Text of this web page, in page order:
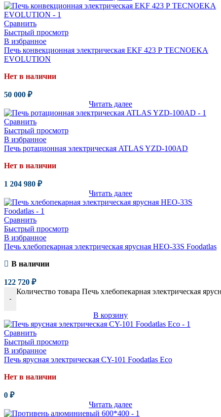
Сравнить
Быстрый просмотр
В избранное
Печь конвекционная электрическая EKF 423 Р TECNOEKA
EVOLUTION
Нет в наличии
50 000 ₽
Читать далее
Сравнить
Быстрый просмотр
В избранное
Печь ротационная электрическая ATLAS YZD-100AD
Нет в наличии
1 204 980 ₽
Читать далее
Сравнить
Быстрый просмотр
В избранное
Печь хлебопекарная электрическая ярусная HEO-33S Foodatlas
В наличии
122 720 ₽
-
Количество товара Печь хлебопекарная электрическая
В корзину
Сравнить
Быстрый просмотр
В избранное
Печь ярусная электрическая CY-101 Foodatlas Eco
Нет в наличии
0 ₽
Читать далее